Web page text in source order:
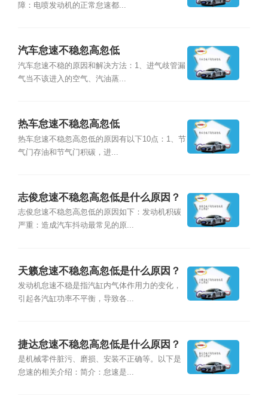
障：电喷发动机的正常怠速都...
汽车怠速不稳忽高忽低
汽车怠速不稳的原因和解决方法：1、进气歧管漏
气当不该进入的空气、汽油蒸...
热车怠速不稳忽高忽低
热车怠速不稳忽高忽低的原因有以下10点：1、节
气门存油和节气门积碳，进...
志俊怠速不稳忽高忽低是什么原因？
志俊怠速不稳忽高忽低的原因如下：发动机积碳
严重：造成汽车抖动最常见的原...
天籁怠速不稳忽高忽低是什么原因？
发动机怠速不稳是指汽缸内气体作用力的变化，
引起各汽缸功率不平衡，导致各...
捷达怠速不稳忽高忽低是什么原因？
是机械零件脏污、磨损、安装不正确等。以下是
怠速的相关介绍：简介：怠速是...